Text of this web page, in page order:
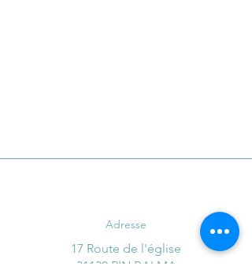
Adresse
17 Route de l'église
31130 PIN BALMA